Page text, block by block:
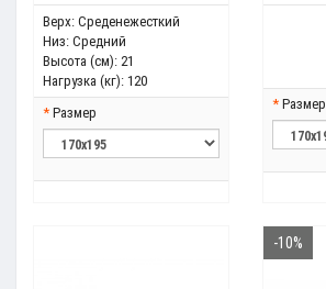
Верх: Среденежесткий
Низ: Средний
Высота (см): 21
Нагрузка (кг): 120
Размер
Размер
-10%